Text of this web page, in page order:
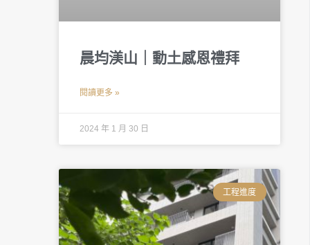
晨均渼山｜動土感恩禮拜
閱讀更多 »
2024 年 1 月 30 日
工程進度